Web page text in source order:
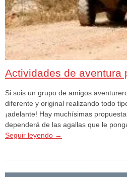
Actividades de aventura
Si sois un grupo de amigos
diferente y original realizando todo
¡adelante! Hay muchísimas
dependerá de las agallas que le
Seguir leyendo →